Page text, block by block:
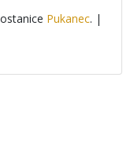
Pukanec. |